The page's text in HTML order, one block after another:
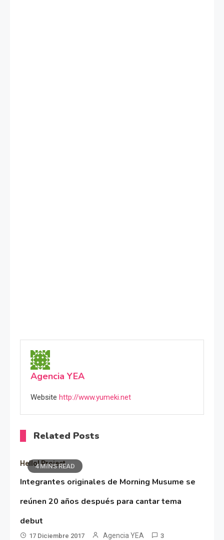
Agencia YEA
Website http://www.yumeki.net
Related Posts
4 MINS READ
Hello! Project
Integrantes originales de Morning Musume se
reúnen 20 años después para cantar tema
debut
17 Diciembre 2017 Agencia YEA 3